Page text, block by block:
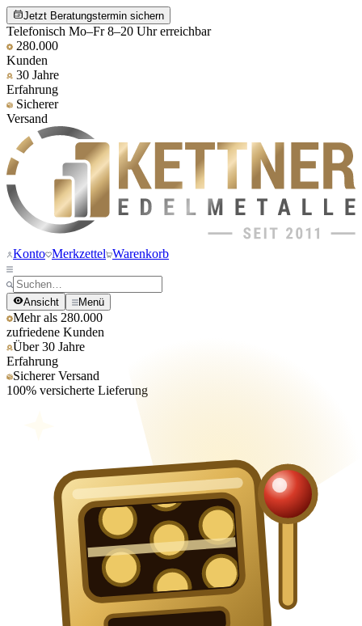
Jetzt Beratungstermin sichern
Telefonisch Mo–Fr 8–20 Uhr erreichbar
280.000
Kunden
30 Jahre
Erfahrung
Sicherer
Versand
Konto Merkzettel Warenkorb
Ansicht Menü
Mehr als 280.000
zufriedene Kunden
Über 30 Jahre
Erfahrung
Sicherer Versand
100% versicherte Lieferung